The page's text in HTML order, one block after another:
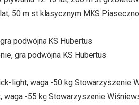
50 m st klasycznym MKS Piaseczno
podwójna KS Hubertus
gra podwójna KS Hubertus
light, waga -50 kg Stowarzyszenie
waga -55 kg Stowarzyszenie